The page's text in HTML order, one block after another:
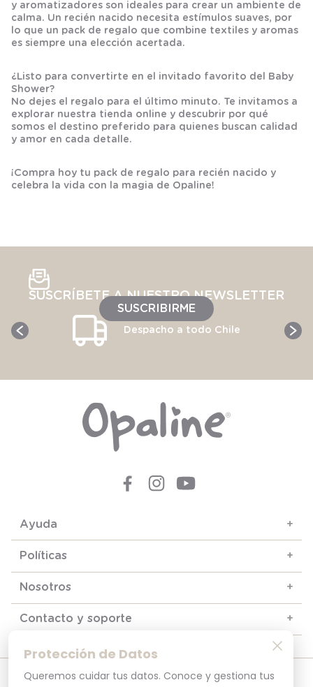
Protección de Datos
Queremos cuidar tus datos. Conoce y gestiona tus
y aromatizadores son ideales para crear un ambiente de
calma. Un recién nacido necesita estímulos suaves, por
lo que un pack de regalo que combine textiles y aromas
es siempre una elección acertada.
¿Listo para convertirte en el invitado favorito del Baby
Shower?
No dejes el regalo para el último minuto. Te invitamos a
explorar nuestra tienda online y descubrir por qué
somos el destino preferido para quienes buscan calidad
y amor en cada detalle.
¡Compra hoy tu pack de regalo para recién nacido y
celebra la vida con la magia de Opaline!
SUSCRÍBETE A NUESTRO NEWSLETTER
SUSCRIBIRME
Despacho a todo Chile
Ayuda +
Políticas +
Nosotros +
Contacto y soporte +
© 2025. Todos los derechos reservados
Por tu seguridad, recuerda revisar siempre en tu navegador que el sitio que